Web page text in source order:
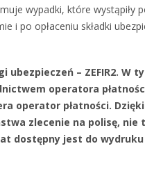
wypadki, które wystąpiły
i po opłaceniu składki
ubezpieczeń – ZEFIR2. W
operatora
operator płatności.
zlecenie na polisę, nie
dostępny jest do wydruku